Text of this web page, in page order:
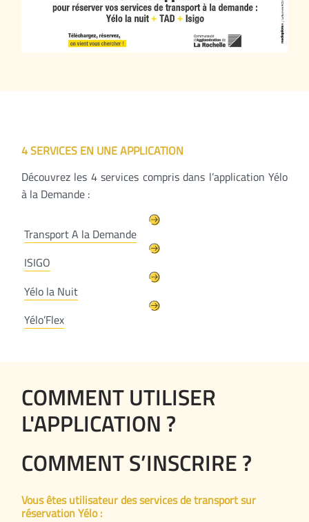
4 SERVICES EN UNE APPLICATION
Découvrez les 4 services compris dans l’application Yélo
à la Demande :
Transport A la Demande
ISIGO
Yélo la Nuit
Yélo’Flex
COMMENT UTILISER
L'APPLICATION ?
COMMENT S’INSCRIRE ?
Vous êtes utilisateur des services de transport sur
réservation Yélo :